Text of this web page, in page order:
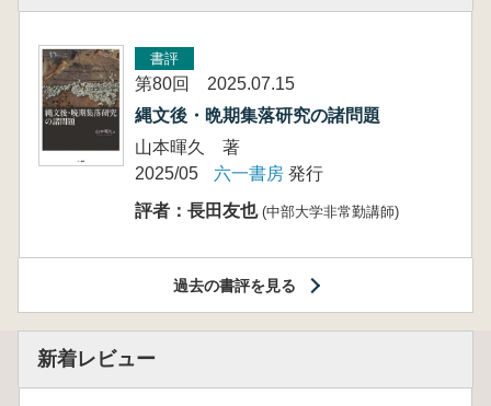
書評
第80回 2025.07.15
縄文後・晩期集落研究の諸問題
山本暉久 著
2025/05
六一書房 発行
評者：長田友也 (中部大学非常勤講師)
過去の書評を見る
新着レビュー